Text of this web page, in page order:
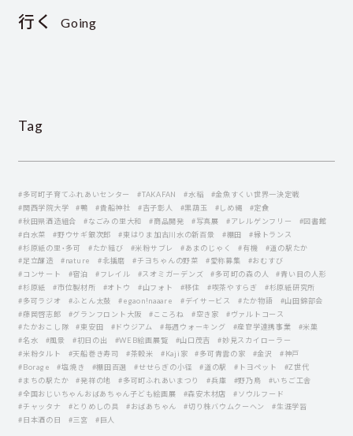
行く Going
Tag
#多可町子育てふれあいセンター #TAKAFAN #水稲
#金魚すくい世界一決定戦
#関西学院大学
#鴨 #貴船神社 #吉子彰人 #黒葫玉 #しめ縄
#定食
#秋田県酒造組合
#なごみの里大和 #商品開発 #写真展 #アレルゲンフリー
#図書館
#白水菜
#野ウサギ銀次郎 #東はりま加古川水の新百景 #棚田
#縁トランス
#杉原紙の里・多可
#たか結び #米粉サブレ #あまのじゃく #有機
#道の駅たか
#足立醸造
#nature #北播磨 #チヨちゃんの野菜 #愛称募集
#おむすび
#コンサート
#宿泊 #フレイル #スオミガーデンズ #多可町の森の人
#青い目の人形
#杉原紙
#市位製材所 #オトウ #山フォト #移住 #喫茶やすらぎ
#杉原紙研究所
#多可ラジオ
#ふとん太鼓 #egaon!naaare #デイサービス #たか物語
#山田錦部会
#藤岡啓志郞
#グランフロント大阪 #こころね #空き家
#ヴァルトコース
#たかおこし隊
#東安田 #ドウジアム #毎週ウォーキング #産官学連携事業
#米菓
#名水
#風景 #初日の出 #WEB絵画展覧 #山口茂吉
#妙見スカイローラー
#米粉タルト
#天船巻き寿司 #茶穀米 #Kaji家 #多可青雲の家 #金沢
#神戸
#Borage
#塩焼き #棚田百選 #せせらぎの小径 #道の駅 #トヨペット
#Z世代
#まちの駅たか
#発祥の地 #多可町ふれあいまつり #兵庫 #野乃鳥
#いちご工舎
#全国おじいちゃんおばあちゃん子ども絵画展
#森安木材店
#ソウルフード
#チャッタナ
#とりめしの具 #おばあちゃん #切り株バウムクーヘン
#生涯学習
#日本酒の日
#三宮 #巨人